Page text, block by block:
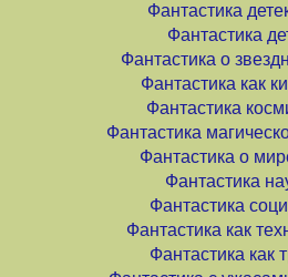
Фантастика
Фантастика
Фантастика о
Фантастика как
Фантастика
Фантастика
Фантастика о
Фантастика
Фантастика
Фантастика как
Фантастика как